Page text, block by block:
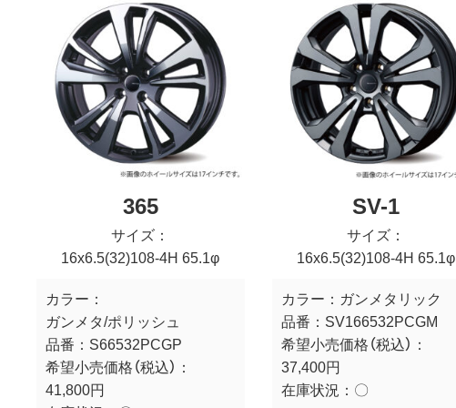
365
サイズ：
16x6.5(32)108-4H 65.1φ
カラー：
ガンメタ/ポリッシュ
品番： S66532PCGP
希望小売価格（税込）：
41,800円
SV-1
サイズ：
16x6.5(32)108-4H 65.1φ
カラー： ガンメタリック
品番： SV166532PCGM
希望小売価格（税込）：
37,400円
在庫状況： 〇